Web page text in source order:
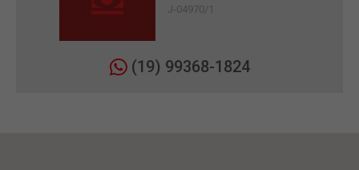
J-04970/1
(19) 99368-1824